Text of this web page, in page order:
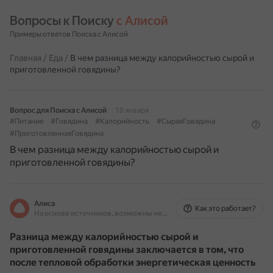
Вопросы к Поиску с Алисой
Примеры ответов Поиска с Алисой
Главная / Еда / В чем разница между калорийностью сырой и
приготовленной говядины?
Вопрос для Поиска с Алисой
18 января
#Питание
#Говядина #Калорийность
#СыраяГовядина
#ПриготовленнаяГовядина
В чем разница между калорийностью сырой и
приготовленной говядины?
Алиса
На основе источников, возможны неточности
Как это работает?
Разница между калорийностью сырой и
приготовленной говядины заключается в том, что
после тепловой обработки энергетическая ценность